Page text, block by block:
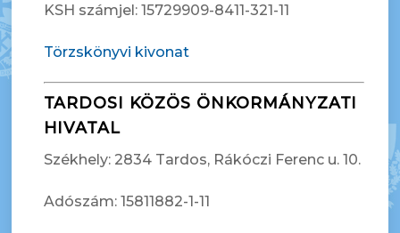
KSH számjel: 15729909-8411-321-11
Törzskönyvi kivonat
TARDOSI KÖZÖS ÖNKORMÁNYZATI
HIVATAL
Székhely: 2834 Tardos, Rákóczi Ferenc u. 10.
Adószám: 15811882-1-11